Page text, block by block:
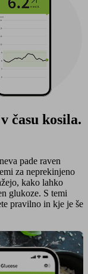
času kosila.
pade raven
za neprekinjeno
kako lahko
glukoze. S temi
pravilno in kje je še